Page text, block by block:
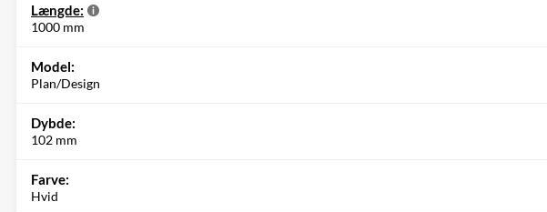
Længde:
1000 mm
Model:
Plan/Design
Dybde:
102 mm
Farve:
Hvid